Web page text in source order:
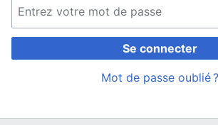
Se connecter
Mot de passe oublié ?